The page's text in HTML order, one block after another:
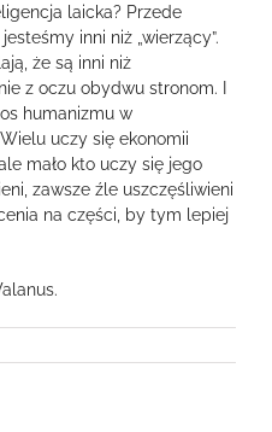
laicka? Przede
inni niż „wierzący”.
że są inni niż
z oczu obydwu stronom. I
humanizmu w
uczy się ekonomii
mało kto uczy się jego
zawsze źle uszczęśliwieni
na części, by tym lepiej